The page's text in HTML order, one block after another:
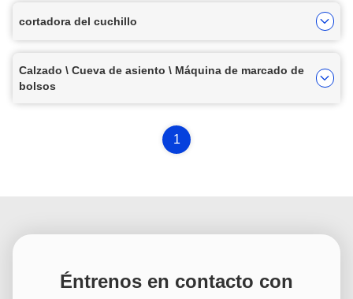
cortadora del cuchillo
Calzado \ Cueva de asiento \ Máquina de marcado de
bolsos
1
Éntrenos en contacto con